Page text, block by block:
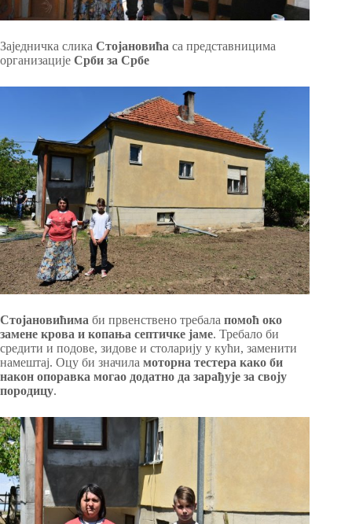
Заједничка слика Стојановића са представницима
организације Срби за Србе
Стојановићима би првенствено требала помоћ око
замене крова и копања септичке јаме. Требало би
средити и подове, зидове и столарију у кући, заменити
намештај. Оцу би значила моторна тестера како би
након опоравка могао додатно да зарађује за своју
породицу.